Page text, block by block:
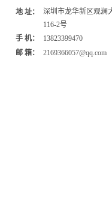
地 址：
深圳市龙华新区观澜
116-2号
手 机：
13823399470
邮 箱：
2169366057@qq.com